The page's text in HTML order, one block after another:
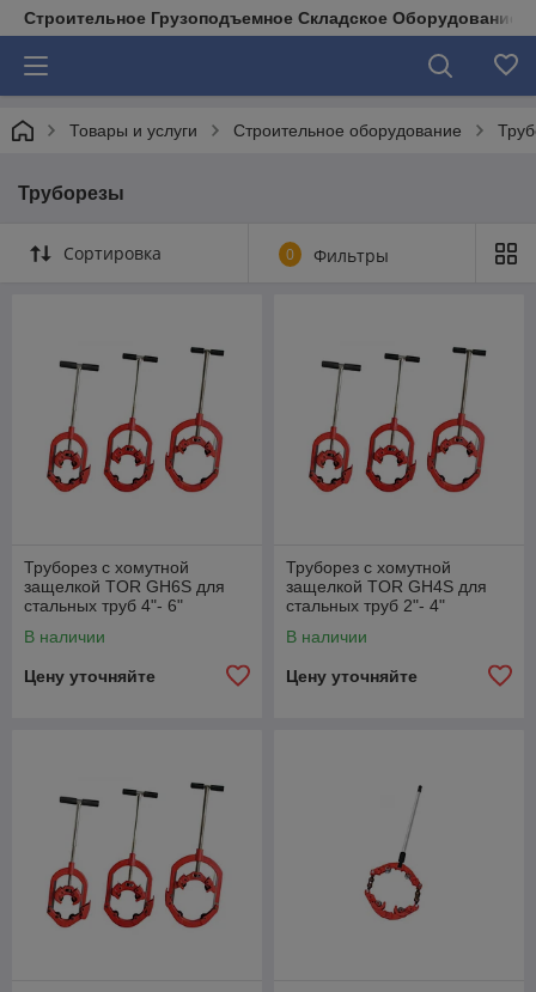
Строительное Грузоподъемное Складское Оборудование
Товары и услуги Строительное оборудование
Труборезы
Сортировка 0 Фильтры
Труборез с хомутной
защелкой TOR GH6S для
стальных труб 4"- 6"
В наличии
Цену уточняйте
Труборез с хомутной
защелкой TOR GH4S для
стальных труб 2"- 4"
В наличии
Цену уточняйте